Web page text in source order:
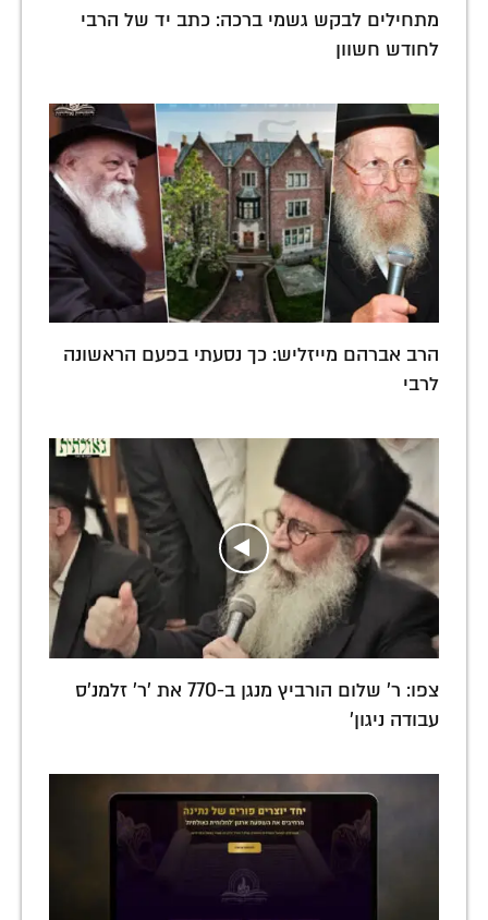
מתחילים לבקש גשמי ברכה: כתב יד של הרבי
לחודש חשוון
הרב אברהם מייזליש: כך נסעתי בפעם הראשונה
לרבי
צפו: ר' שלום הורביץ מנגן ב-770 את 'ר' זלמנ'ס
עבודה ניגון'